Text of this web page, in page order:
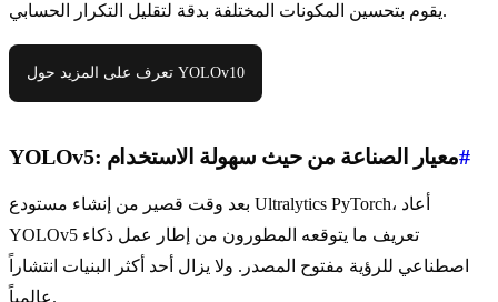
يقوم بتحسين المكونات المختلفة بدقة لتقليل التكرار الحسابي.
تعرف على المزيد حول YOLOv10
YOLOv5: معيار الصناعة من حيث سهولة الاستخدام#
بعد وقت قصير من إنشاء مستودع Ultralytics PyTorch، أعاد
YOLOv5 تعريف ما يتوقعه المطورون من إطار عمل ذكاء
اصطناعي للرؤية مفتوح المصدر. ولا يزال أحد أكثر البنيات انتشاراً
عالمياً.